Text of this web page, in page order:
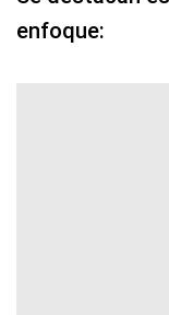
enfoque: